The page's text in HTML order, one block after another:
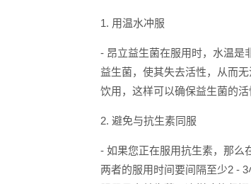
1. 用温水冲服
- 昂立益生菌在服用时，水温
益生菌，使其失去活性，从而
饮用，这样可以确保益生菌的活
2. 避免与抗生素同服
- 如果您正在服用抗生素，那么
两者的服用时间要间隔至少2 -